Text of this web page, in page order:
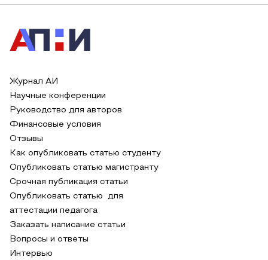
Журнал АИ
Научные конференции
Руководство для авторов
Финансовые условия
Отзывы
Как опубликовать статью студенту
Опубликовать статью магистранту
Срочная публикация статьи
Опубликовать статью для
аттестации педагога
Заказать написание статьи
Вопросы и ответы
Интервью